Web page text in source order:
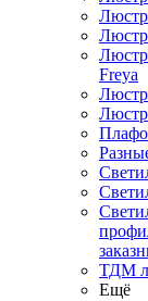
Freya
ТДМ
Ещё